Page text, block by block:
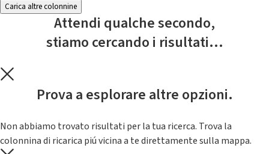
Carica altre colonnine
Attendi qualche secondo,
stiamo cercando i risultati...
Prova a esplorare altre opzioni.
Non abbiamo trovato risultati per la tua ricerca. Trova la
colonnina di ricarica piú vicina a te direttamente sulla mappa.